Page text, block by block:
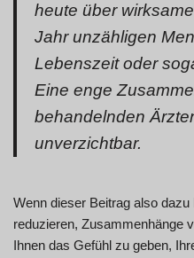
heute über
Jahr unzähligen
Lebenszeit oder
Eine enge
behandelnden
unverzichtbar.
Wenn dieser Beitrag also
reduzieren, Zusammenhänge
Ihnen das Gefühl zu geben,